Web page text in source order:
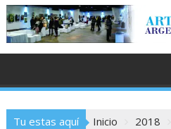
Tu estas aquí Inicio 2018